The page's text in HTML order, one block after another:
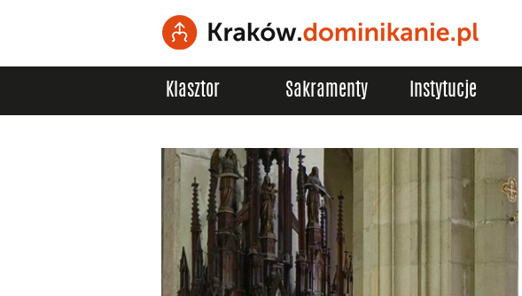
Klasztor Sakramenty Instytucje